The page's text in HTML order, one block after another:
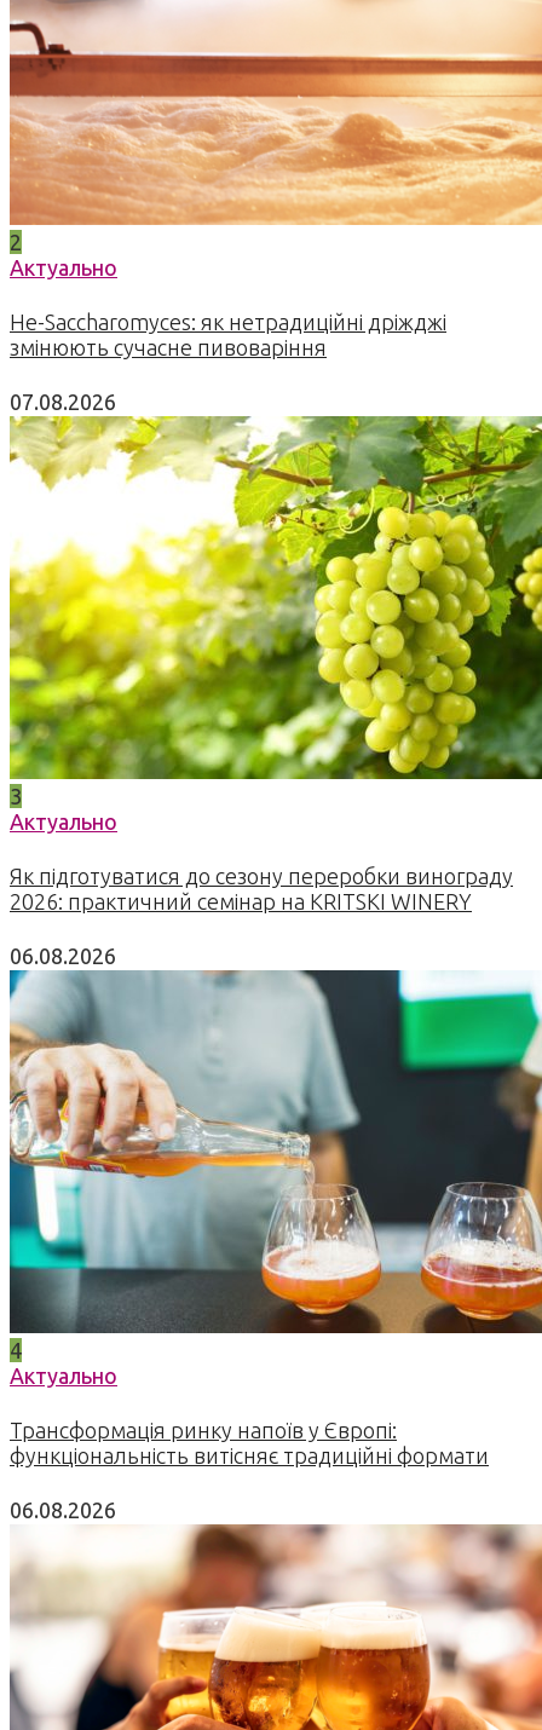
2
Актуально
Не-Saccharomyces: як нетрадиційні дріжджі
змінюють сучасне пивоваріння
07.08.2026
3
Актуально
Як підготуватися до сезону переробки винограду
2026: практичний семінар на KRITSKI WINERY
06.08.2026
4
Актуально
Трансформація ринку напоїв у Європі:
функціональність витісняє традиційні формати
06.08.2026